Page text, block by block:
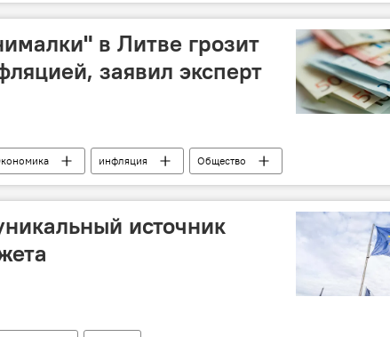
в Литве грозит
заявил эксперт
инфляция
Общество
источник